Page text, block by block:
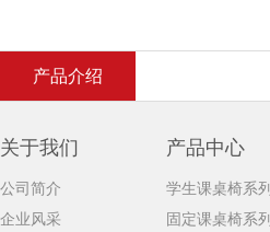
产品介绍
关于我们
公司简介
企业风采
产品中心
学生课桌椅系列
固定课桌椅系列